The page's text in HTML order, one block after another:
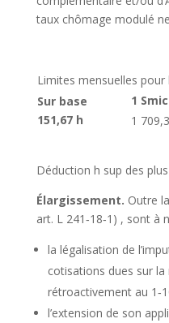
taux chômage modulé
Limites mensuelles pour
Sur base
151,67 h
1 Smic
1
Déduction h sup des
Élargissement. Outre
art. L 241‑18‑1) , sont à
la légalisation de
cotisations dues sur
rétroactivement au
l’extension de son